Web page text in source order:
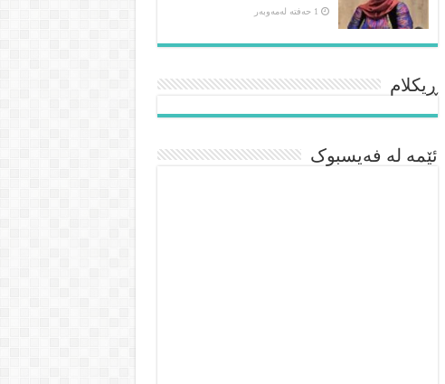
1 حەفتە لەمەوبەر
ڕیکلام
ئێمە لە فەیسبوک